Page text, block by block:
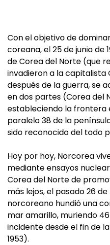
Con el objetivo de
coreana, el 25 de junio de
de Corea del Norte (que
invadieron a la capitalista
después de la guerra, se
en dos partes (Corea del
estableciendo la frontera
paralelo 38 de la
sido reconocido del todo
Hoy por hoy, Norcorea
mediante ensayos
Corea del Norte de
más lejos, el pasado 26
norcoreano hundió una
mar amarillo, muriendo
incidente desde el fin de
1953).